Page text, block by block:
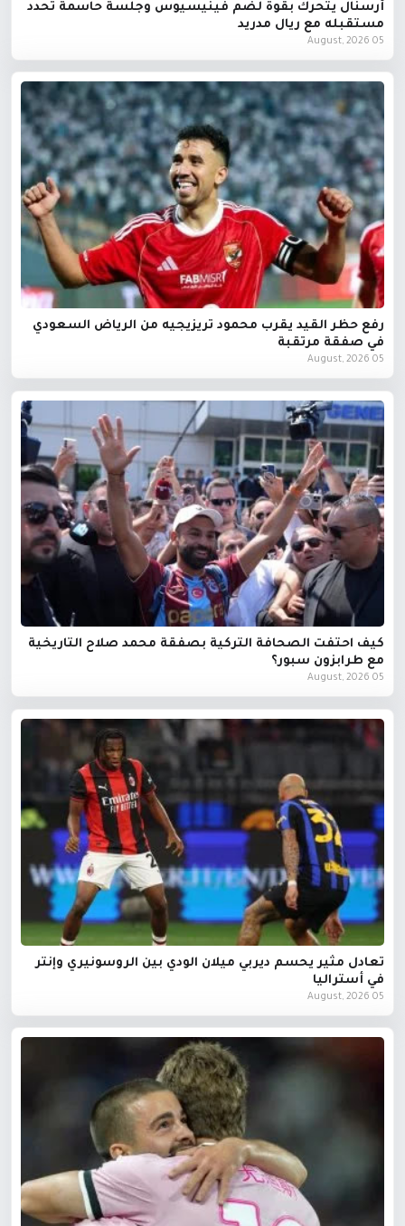
أرسنال يتحرك بقوة لضم فينيسيوس وجلسة حاسمة تحدد
مستقبله مع ريال مدريد
05 August, 2026
رفع حظر القيد يقرب محمود تريزيجيه من الرياض السعودي
في صفقة مرتقبة
05 August, 2026
كيف احتفت الصحافة التركية بصفقة محمد صلاح التاريخية
مع طرابزون سبور؟
05 August, 2026
تعادل مثير يحسم ديربي ميلان الودي بين الروسونيري وإنتر
في أستراليا
05 August, 2026